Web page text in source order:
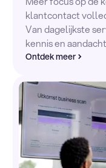
klantcontact
Van dagelijkste
kennis en
Ontdek meer